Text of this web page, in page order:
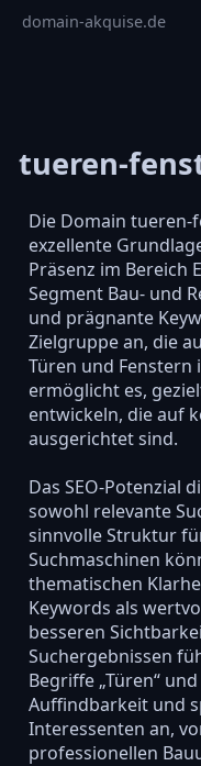
domain-akquise.de
tueren-
Die Domain
exzellente
Präsenz im Bereich
Segment Bau- und
und prägnante
Zielgruppe an, die
Türen und Fenstern
ermöglicht es,
entwickeln, die auf
ausgerichtet sind.
Das SEO-Potenzial
sowohl relevante
sinnvolle Struktur
Suchmaschinen
thematischen
Keywords als
besseren
Suchergebnissen
Begriffe „Türen“
Auffindbarkeit und
Interessenten an,
professionellen